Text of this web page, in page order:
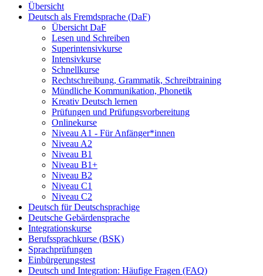
Übersicht
Deutsch als Fremdsprache (DaF)
Übersicht DaF
Lesen und Schreiben
Superintensivkurse
Intensivkurse
Schnellkurse
Rechtschreibung, Grammatik, Schreibtraining
Mündliche Kommunikation, Phonetik
Kreativ Deutsch lernen
Prüfungen und Prüfungsvorbereitung
Onlinekurse
Niveau A1 - Für Anfänger*innen
Niveau A2
Niveau B1
Niveau B1+
Niveau B2
Niveau C1
Niveau C2
Deutsch für Deutschsprachige
Deutsche Gebärdensprache
Integrationskurse
Berufssprachkurse (BSK)
Sprachprüfungen
Einbürgerungstest
Deutsch und Integration: Häufige Fragen (FAQ)